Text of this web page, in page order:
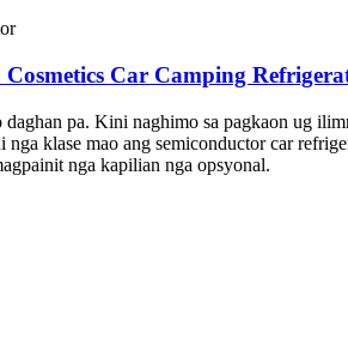
Car Camping
pa. Kini naghimo sa pagkaon ug
klase mao ang semiconductor car
nga kapilian nga opsyonal.